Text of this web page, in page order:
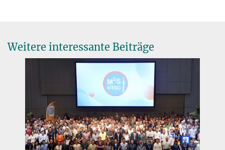
Weitere interessante Beiträge